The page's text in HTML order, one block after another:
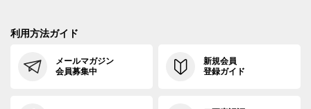
利用方法ガイド
メールマガジン
会員募集中
新規会員
登録ガイド